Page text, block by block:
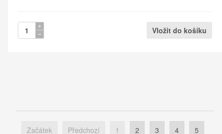
Začátek Předchozí 1 2 3 4 5